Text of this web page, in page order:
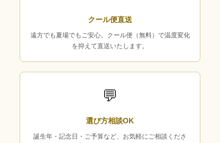
クール便直送
遠方でも夏場でもご安心。クール便（無料）で温度変化
を抑えて直送いたします。
💬
選び方相談OK
誕生年・記念日・ご予算など、お気軽にご相談くださ